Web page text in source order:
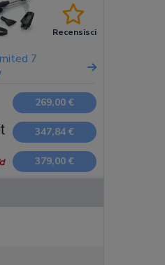
Recensisci
7
269,00 €
347,84 €
379,00 €